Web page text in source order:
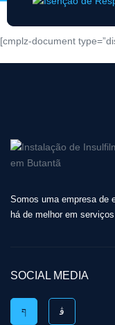
[cmplz-document
Somos uma empresa de
há de melhor em
SOCIAL MEDIA